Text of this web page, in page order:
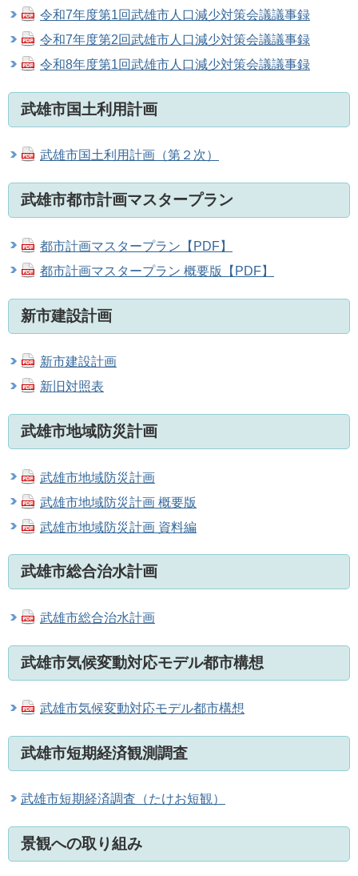
令和7年度第1回武雄市人口減少対策会議議事録
令和7年度第2回武雄市人口減少対策会議議事録
令和8年度第1回武雄市人口減少対策会議議事録
武雄市国土利用計画
武雄市国土利用計画（第２次）
武雄市都市計画マスタープラン
都市計画マスタープラン【PDF】
都市計画マスタープラン 概要版【PDF】
新市建設計画
新市建設計画
新旧対照表
武雄市地域防災計画
武雄市地域防災計画
武雄市地域防災計画 概要版
武雄市地域防災計画 資料編
武雄市総合治水計画
武雄市総合治水計画
武雄市気候変動対応モデル都市構想
武雄市気候変動対応モデル都市構想
武雄市短期経済観測調査
武雄市短期経済調査（たけお短観）
景観への取り組み